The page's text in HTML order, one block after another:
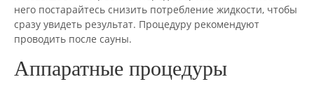
него постарайтесь снизить потребление жидкости, чтобы
сразу увидеть результат. Процедуру рекомендуют
проводить после сауны.
Аппаратные процедуры